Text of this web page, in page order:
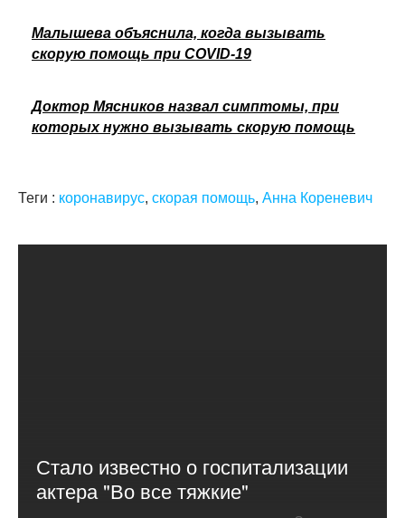
Малышева объяснила, когда вызывать
скорую помощь при COVID-19
Доктор Мясников назвал симптомы, при
которых нужно вызывать скорую помощь
Теги : коронавирус, скорая помощь, Анна Кореневич
Стало известно о госпитализации
актера "Во все тяжкие"